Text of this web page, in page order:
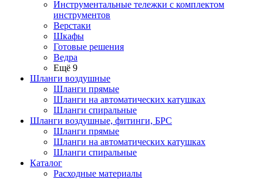
Инструментальные тележки с комплектом
инструментов
Верстаки
Шкафы
Готовые решения
Ведра
Ещё 9
Шланги воздушные
Шланги прямые
Шланги на автоматических катушках
Шланги спиральные
Шланги воздушные, фитинги, БРС
Шланги прямые
Шланги на автоматических катушках
Шланги спиральные
Каталог
Расходные материалы